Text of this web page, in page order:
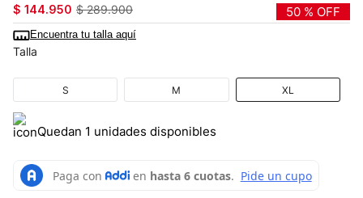
$ 144.950 $ 289.900 50 % OFF
Encuentra tu talla aquí
Talla
S M XL
Quedan 1 unidades disponibles